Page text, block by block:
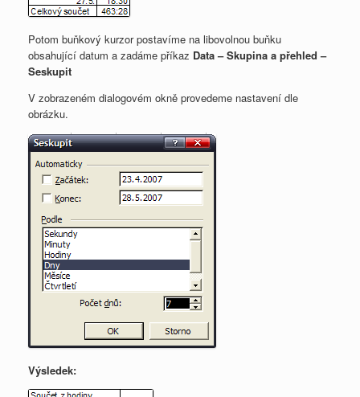
Potom buňkový kurzor postavíme na libovolnou buňku
obsahující datum a zadáme příkaz Data – Skupina a přehled –
Seskupit
V zobrazeném dialogovém okně provedeme nastavení dle
obrázku.
Výsledek: